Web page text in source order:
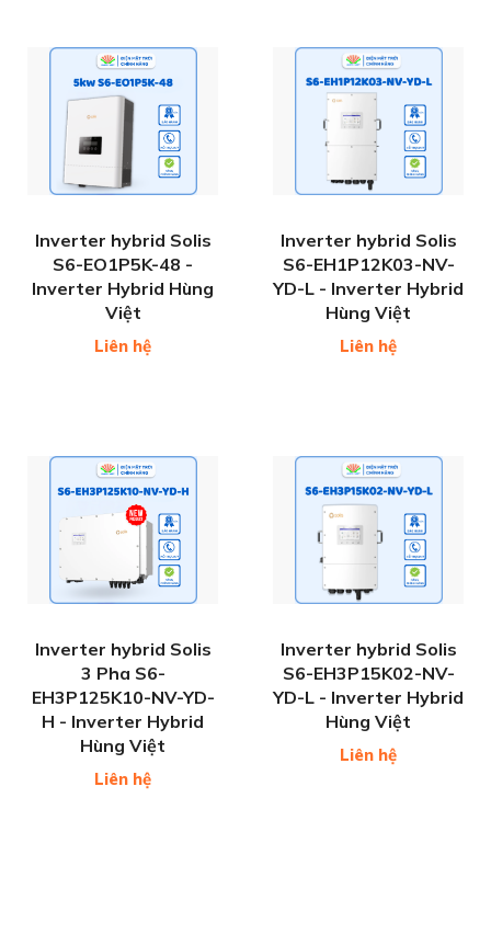
Inverter hybrid Solis
S6-EO1P5K-48 -
Inverter Hybrid Hùng
Việt
Liên hệ
Inverter hybrid Solis
S6-EH1P12K03-NV-
YD-L - Inverter Hybrid
Hùng Việt
Liên hệ
Inverter hybrid Solis
3 Pha S6-
EH3P125K10-NV-YD-
H - Inverter Hybrid
Hùng Việt
Liên hệ
Inverter hybrid Solis
S6-EH3P15K02-NV-
YD-L - Inverter Hybrid
Hùng Việt
Liên hệ